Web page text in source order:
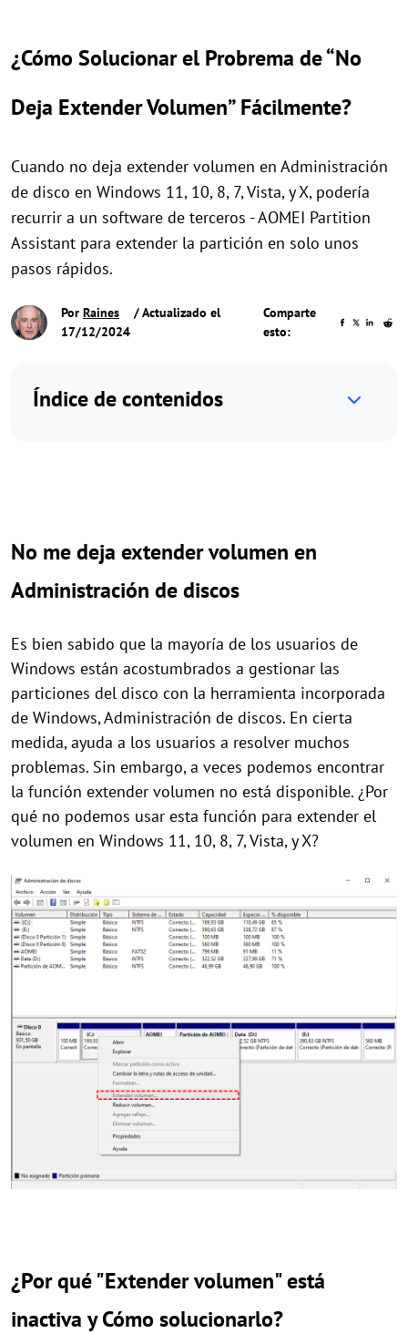
¿Cómo Solucionar el Probrema de “No
Deja Extender Volumen” Fácilmente?
Cuando no deja extender volumen en Administración
de disco en Windows 11, 10, 8, 7, Vista, y X, podería
recurrir a un software de terceros - AOMEI Partition
Assistant para extender la partición en solo unos
pasos rápidos.
Por Raines
/ Actualizado el
17/12/2024
Comparte
esto:
Índice de contenidos
No me deja extender volumen en
Administración de discos
Es bien sabido que la mayoría de los usuarios de
Windows están acostumbrados a gestionar las
particiones del disco con la herramienta incorporada
de Windows, Administración de discos. En cierta
medida, ayuda a los usuarios a resolver muchos
problemas. Sin embargo, a veces podemos encontrar
la función extender volumen no está disponible. ¿Por
qué no podemos usar esta función para extender el
volumen en Windows 11, 10, 8, 7, Vista, y X?
¿Por qué "Extender volumen" está
inactiva y Cómo solucionarlo?